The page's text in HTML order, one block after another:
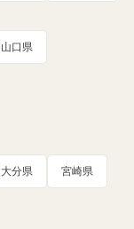
山口県
大分県 宮崎県